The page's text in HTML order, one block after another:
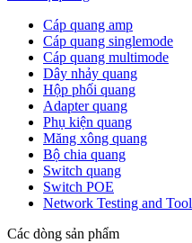
Cáp quang amp
Cáp quang singlemode
Cáp quang multimode
Dây nhảy quang
Hộp phối quang
Adapter quang
Phụ kiện quang
Măng xông quang
Bộ chia quang
Switch quang
Switch POE
Network Testing and Tool
Các dòng sản phẩm